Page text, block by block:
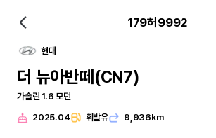
179허9992
현대
더 뉴아반떼(CN7)
가솔린 1.6 모던
2025.04 휘발유 9,936km